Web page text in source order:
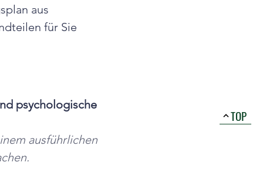
TOP
aus
für Sie
psychologische
ausführlichen